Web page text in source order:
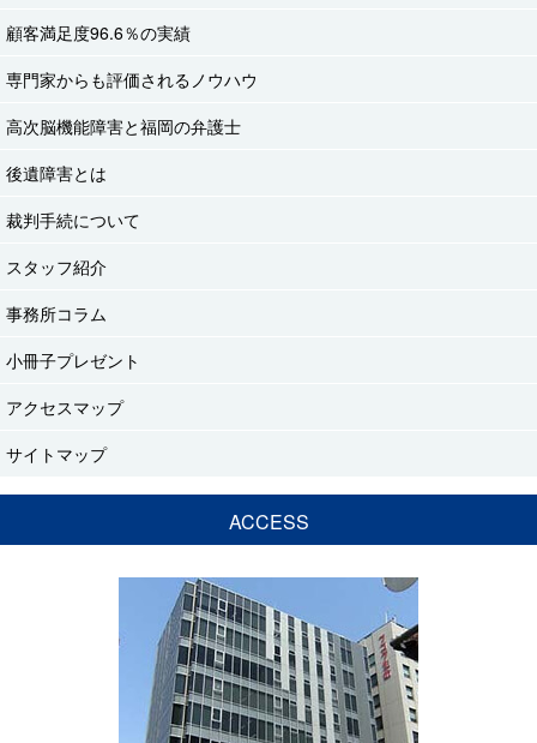
顧客満足度96.6％の実績
専門家からも評価されるノウハウ
高次脳機能障害と福岡の弁護士
後遺障害とは
裁判手続について
スタッフ紹介
事務所コラム
小冊子プレゼント
アクセスマップ
サイトマップ
ACCESS